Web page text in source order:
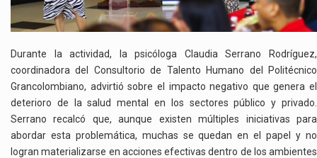
Durante la actividad, la psicóloga Claudia Serrano Rodríguez,
coordinadora del Consultorio de Talento Humano del Politécnico
Grancolombiano, advirtió sobre el impacto negativo que genera el
deterioro de la salud mental en los sectores público y privado.
Serrano recalcó que, aunque existen múltiples iniciativas para
abordar esta problemática, muchas se quedan en el papel y no
logran materializarse en acciones efectivas dentro de los ambientes